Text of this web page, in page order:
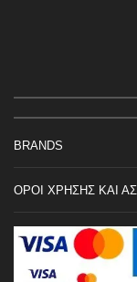
BRANDS
ΟΡΟΙ ΧΡΗΣΗΣ ΚΑΙ